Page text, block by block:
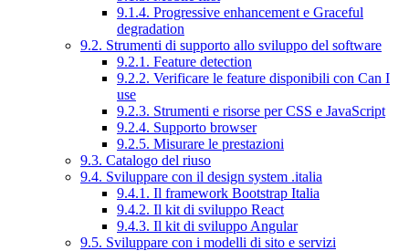
9.1.4. Progressive enhancement e Graceful
degradation
9.2. Strumenti di supporto allo sviluppo del software
9.2.1. Feature detection
9.2.2. Verificare le feature disponibili con Can I
use
9.2.3. Strumenti e risorse per CSS e JavaScript
9.2.4. Supporto browser
9.2.5. Misurare le prestazioni
9.3. Catalogo del riuso
9.4. Sviluppare con il design system .italia
9.4.1. Il framework Bootstrap Italia
9.4.2. Il kit di sviluppo React
9.4.3. Il kit di sviluppo Angular
9.5. Sviluppare con i modelli di sito e servizi